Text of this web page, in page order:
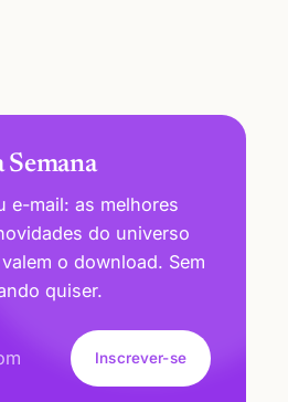
Semana
e-mail: as melhores
do universo
o download. Sem
quiser.
Inscrever-se